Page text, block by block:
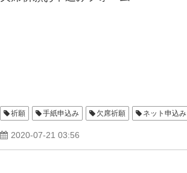
祈願 手紙申込み 欠席祈願 ネット申込み
2020-07-21 03:56